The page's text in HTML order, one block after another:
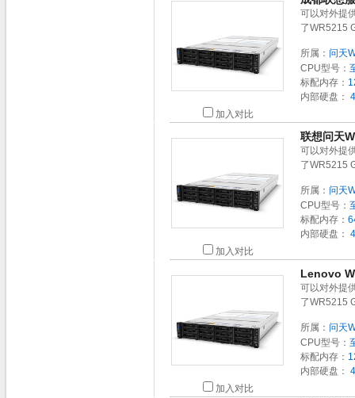
加入对比
可以对外提
了WR5215
所属： 问天
CPU型号：
标配内存：
内部硬盘：
加入对比
联想问天
可以对外提
了WR5215
所属： 问天
CPU型号：
标配内存：
内部硬盘：
加入对比
Lenovo
可以对外提
了WR5215
所属： 问天
CPU型号：
标配内存：
内部硬盘：